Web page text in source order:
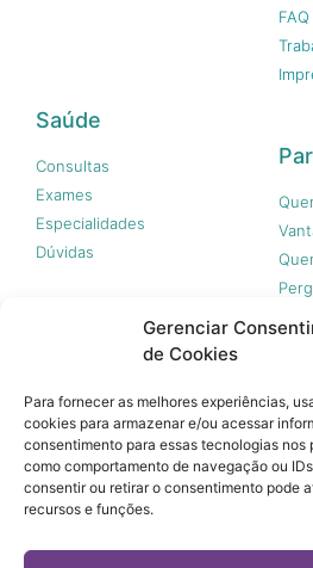
Gerenciar
de Cookies
Para fornecer as melhores experiências,
cookies para armazenar e/ou acessar
consentimento para essas tecnologias nos
como comportamento de navegação ou
consentir ou retirar o consentimento pode
recursos e funções.
FAQ
Saúde
Consultas
Exames
Especialidades
Dúvidas
A 365 Acesso não é plano de saúde